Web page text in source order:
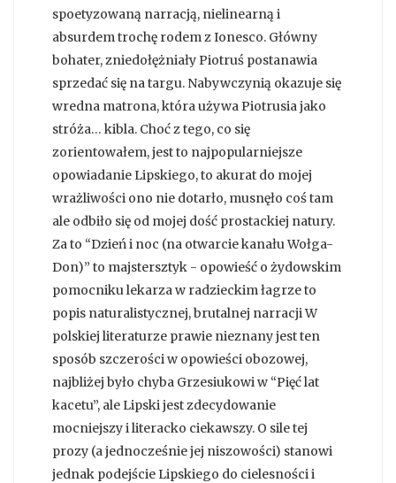
spoetyzowaną narracją, nielinearną i
absurdem trochę rodem z Ionesco. Główny
bohater, zniedołężniały Piotruś postanawia
sprzedać się na targu. Nabywczynią okazuje się
wredna matrona, która używa Piotrusia jako
stróża… kibla. Choć z tego, co się
zorientowałem, jest to najpopularniejsze
opowiadanie Lipskiego, to akurat do mojej
wrażliwości ono nie dotarło, musnęło coś tam
ale odbiło się od mojej dość prostackiej natury.
Za to “Dzień i noc (na otwarcie kanału Wołga-
Don)” to majstersztyk - opowieść o żydowskim
pomocniku lekarza w radzieckim łagrze to
popis naturalistycznej, brutalnej narracji W
polskiej literaturze prawie nieznany jest ten
sposób szczerości w opowieści obozowej,
najbliżej było chyba Grzesiukowi w “Pięć lat
kacetu”, ale Lipski jest zdecydowanie
mocniejszy i literacko ciekawszy. O sile tej
prozy (a jednocześnie jej niszowości) stanowi
jednak podejście Lipskiego do cielesności i